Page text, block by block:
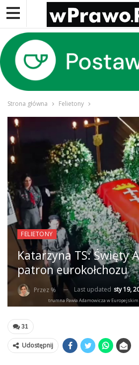
Strona główna Felietony
FELIETONY
Katarzyna TS: Święty
patron eurokołchozu
Przez % Last updated sty 19,
trumna Pawła Adamowicza w
31
Udostępnij